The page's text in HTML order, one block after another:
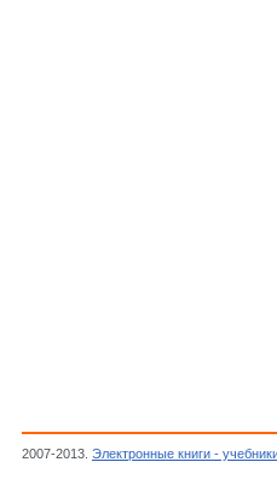
2007-2013. Электронные книги -